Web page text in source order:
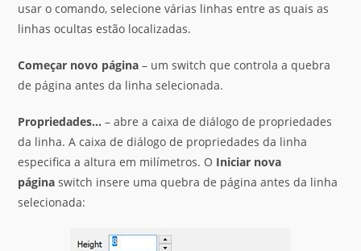
usar o comando, selecione várias linhas entre as quais as
linhas ocultas estão localizadas.
Começar novo página – um switch que controla a quebra
de página antes da linha selecionada.
Propriedades… – abre a caixa de diálogo de propriedades
da linha. A caixa de diálogo de propriedades da linha
especifica a altura em milímetros. O Iniciar nova
página switch insere uma quebra de página antes da linha
selecionada: